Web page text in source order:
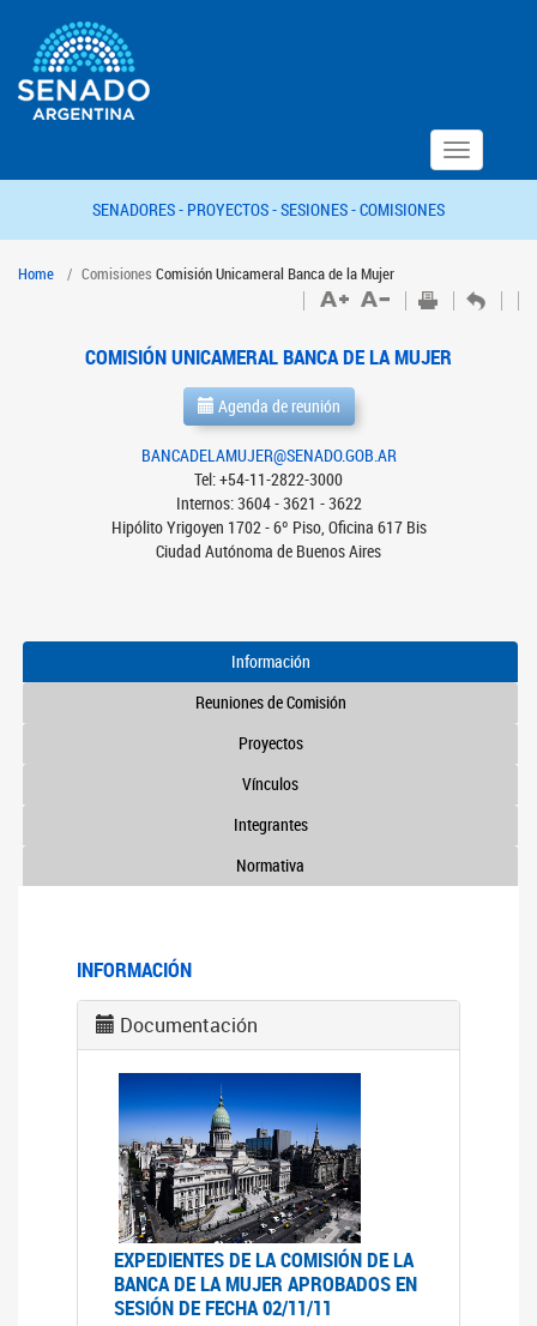
Toggle
navigation
SENADORES - PROYECTOS -SESIONES -COMISIONES
Home Comisiones Comisión Unicameral Banca de la Mujer
COMISIÓN UNICAMERAL BANCA DE LA MUJER
Agenda de reunión
BANCADELAMUJER@SENADO.GOB.AR
Tel: +54-11-2822-3000
Internos: 3604 - 3621 - 3622
Hipólito Yrigoyen 1702 - 6º Piso, Oficina 617 Bis
Ciudad Autónoma de Buenos Aires
Información
Reuniones de Comisión
Proyectos
Vínculos
Integrantes
Normativa
INFORMACIÓN
Documentación
EXPEDIENTES DE LA COMISIÓN DE LA
BANCA DE LA MUJER APROBADOS EN
SESIÓN DE FECHA 02/11/11